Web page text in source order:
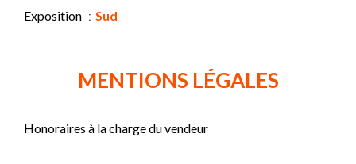
Exposition Sud
MENTIONS LÉGALES
Honoraires à la charge du vendeur